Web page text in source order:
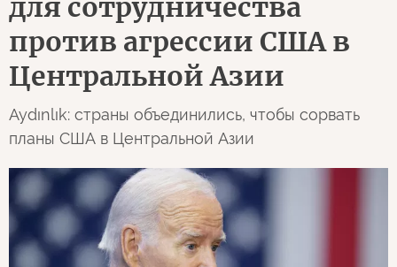
для сотрудничества
против агрессии США в
Центральной Азии
Aydınlık: страны объединились, чтобы сорвать
планы США в Центральной Азии